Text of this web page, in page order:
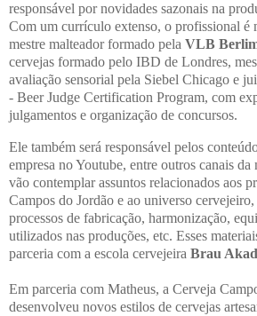
responsável por novidades sazonais na
Com um currículo extenso, o profissional é
mestre malteador formado pela VLB
cervejas formado pelo IBD de Londres,
avaliação sensorial pela Siebel Chicago e
- Beer Judge Certification Program, com
julgamentos e organização de concursos.
Ele também será responsável pelos
empresa no Youtube, entre outros canais da
vão contemplar assuntos relacionados aos
Campos do Jordão e ao universo
processos de fabricação, harmonização,
utilizados nas produções, etc. Esses
parceria com a escola cervejeira Brau
Em parceria com Matheus, a Cerveja
desenvolveu novos estilos de cervejas